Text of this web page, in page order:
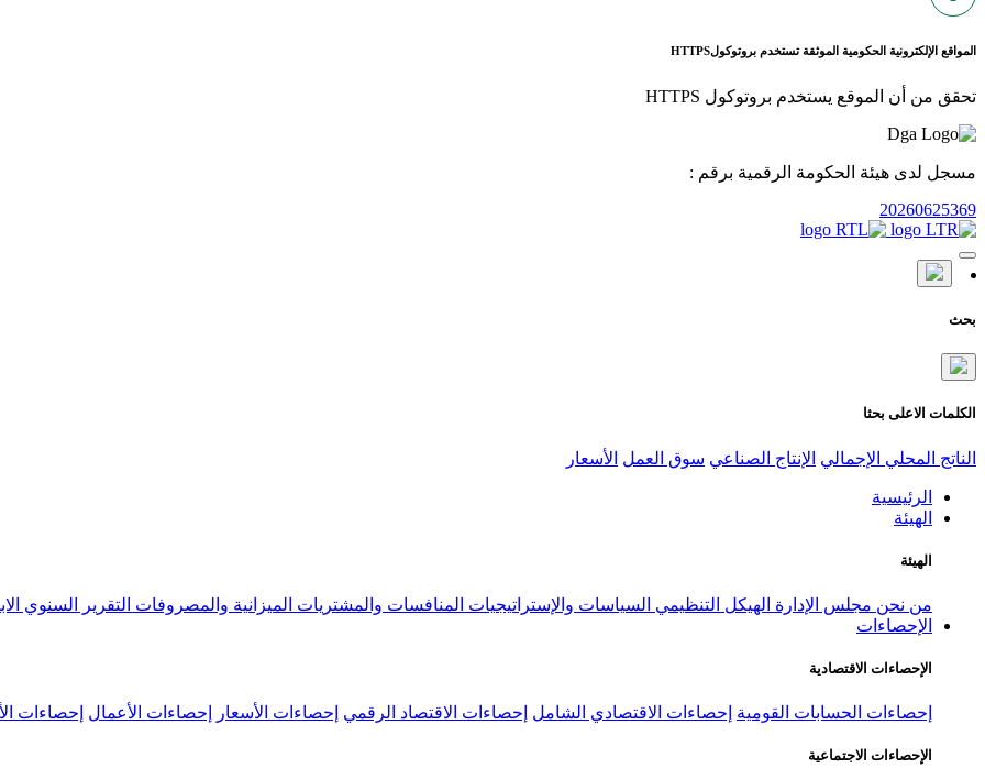
المواقع الإلكترونية الحكومية الموثقة تستخدم بروتوكولHTTPS
تحقق من أن الموقع يستخدم بروتوكول HTTPS
مسجل لدى هيئة الحكومة الرقمية برقم :
20260625369
بحث
الكلمات الاعلى بحثا
الناتج المحلي الإجمالي الإنتاج الصناعي سوق العمل الأسعار
الرئيسية
الهيئة
الهيئة
من نحن مجلس الإدارة الهيكل التنظيمي السياسات والإستراتيجيات المنافسات والمشتريات الميزانية والمصروفات التقرير السنوي
الإحصاءات
الإحصاءات الاقتصادية
إحصاءات الحسابات القومية إحصاءات الاقتصادي الشامل إحصاءات الاقتصاد الرقمي إحصاءات الأسعار إحصاءات الأعمال إحصاءات
الإحصاءات الاجتماعية